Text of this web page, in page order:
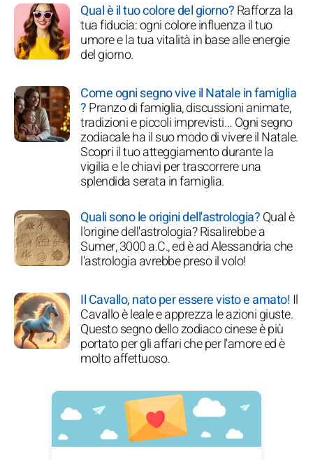
Qual è il tuo colore del giorno?Rafforza la
tua fiducia: ogni colore influenza il tuo
umore e la tua vitalità in base alle energie
del giorno.
Come ogni segno vive il Natale in famiglia
?Pranzo di famiglia, discussioni animate,
tradizioni e piccoli imprevisti… Ogni segno
zodiacale ha il suo modo di vivere il Natale.
Scopri il tuo atteggiamento durante la
vigilia e le chiavi per trascorrere una
splendida serata in famiglia.
Quali sono le origini dell'astrologia?Qual è
l'origine dell'astrologia? Risalirebbe a
Sumer, 3000 a.C., ed è ad Alessandria che
l'astrologia avrebbe preso il volo!
Il Cavallo, nato per essere visto e amato!Il
Cavallo è leale e apprezza le azioni giuste.
Questo segno dello zodiaco cinese è più
portato per gli affari che per l'amore ed è
molto affettuoso.